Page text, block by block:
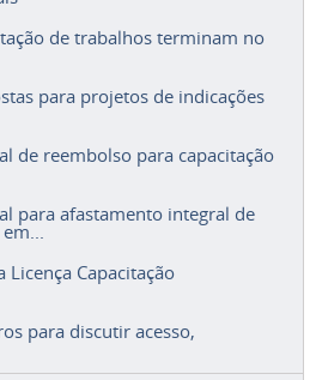
de trabalhos terminam no
para projetos de indicações
de reembolso para capacitação
para afastamento integral de
Capacitação
para discutir acesso,